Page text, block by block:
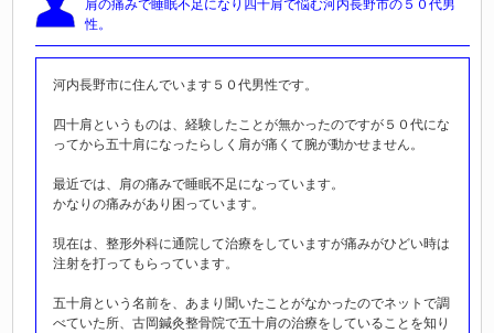
肩の痛みで睡眠不足 になり四十肩で悩む河内長野市の５０代男
性。
河内長野市に住んでいます５０代男性です。
四十肩というものは、経験したことが無かったのですが５０代にな
ってから五十肩になったらしく肩が痛くて腕が動かせません。
最近では、肩の痛みで睡眠不足になっています。
かなりの痛みがあり困っています。
現在は、整形外科に通院して治療をしていますが痛みがひどい時は
注射を打ってもらっています。
五十肩という名前を、あまり聞いたことがなかったのでネットで調
べていた所、古岡鍼灸整骨院で五十肩の治療をしていることを知り